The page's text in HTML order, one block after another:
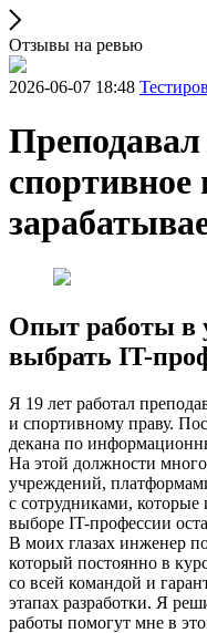
Отзывы на ревью
2026-06-07 18:48
спортивное
Опыт работы в
выбрать IT-
Я 19 лет работал
и спортивному праву.
декана по
На этой должности много
учреждений,
с сотрудниками,
выборе IT-профессии
В моих глазах инженер
который постоянно в
со всей командой и
этапах разработки. Я
работы помогут мне в